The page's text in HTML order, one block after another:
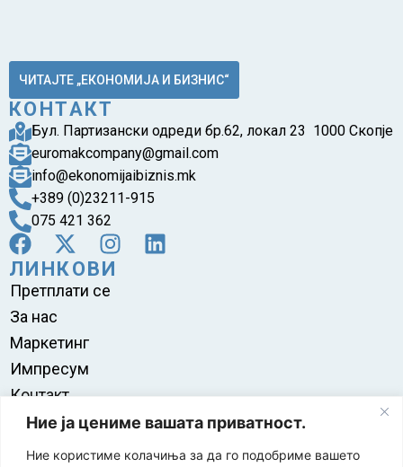
Ние ја цениме вашата приватност.
Ние користиме колачиња за да го подобриме вашето
ЧИТАЈТЕ „ЕКОНОМИЈА И БИЗНИС“
КОНТАКТ
Бул. Партизански одреди бр.62, локал 23 1000 Скопје
euromakcompany@gmail.com
info@ekonomijaibiznis.mk
+389 (0)23211-915
075 421 362
ЛИНКОВИ
Претплати се
За нас
Маркетинг
Импресум
Контакт
Правила на користење